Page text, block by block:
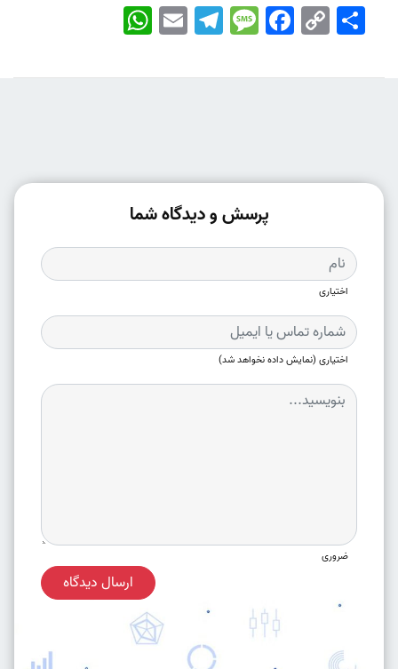
WhatsApp EmailTelegramMessageFacebook Copy
Link
اشتراک
پرسش و دیدگاه شما
اختیاری
اختیاری (نمایش داده نخواهد شد)
ضروری
ارسال دیدگاه